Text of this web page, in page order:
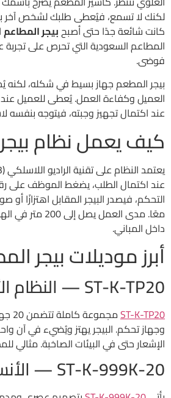
لكنك لا تسمع، فيُعطى طلبك لشخص آخر
كانت شائعة جدًا حتى أصبحبيجر المطاعم
المطاعم السعودية التي تحرص على
فوضى.
بيجر المطعم جهاز بسيط في شكله، لكنه
العميل وكفاءة العمل. يُعطى للعميل
عند اكتمال تجهيز وجبته، فيتوجه بنفسه
كيف يعمل نظام
عند اكتمال الطلب، يضغط الموظف على
التحكم، فيصدر البيجر المقابل اهتزازًا أو
داخل المباني.
أبرز موديلات بيجر
ST-K-TP20 — النظام الأكثر مبيعًا
ST-K-TP20
وجهاز تحكم. البيجر يهتز ويُضيء في آن
الإشعار حتى في البيئات الصاخبة. مثالي
ST-K-999K-20 — الأنسب للكافيهات